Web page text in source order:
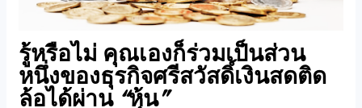
รู้หรือไม่ คุณเองก็ร่วมเป็นส่วน
หนึ่งของธุรกิจศรีสวัสดิ์เงินสดติด
ล้อได้ผ่าน “หุ้น”